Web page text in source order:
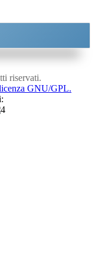
riservati.
GNU/GPL.